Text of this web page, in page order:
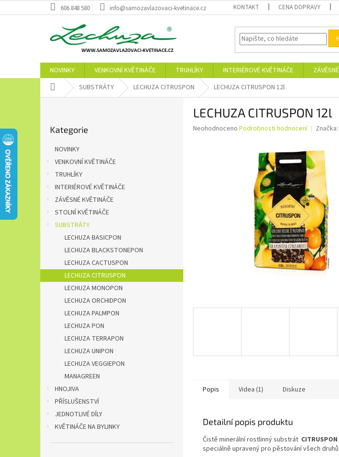
na
606 848 580 info@samozavlazovaci-kvetinace.cz KONTAKT CENA DOPRAVY
NOVINKY VENKOVNÍ KVĚTINÁČE TRUHLÍKY INTERIÉROVÉ KVĚTINÁČE
Domů SUBSTRÁTY LECHUZA CITRUSPON LECHUZA CITRUSPON 12l
kategorie
Kategorie
NOVINKY
VENKOVNÍ KVĚTINÁČE
TRUHLÍKY
INTERIÉROVÉ KVĚTINÁČE
ZÁVĚSNÉ KVĚTINÁČE
STOLNÍ KVĚTINÁČE
SUBSTRÁTY
LECHUZA BASICPON
LECHUZA BLACKSTONEPON
LECHUZA CACTUSPON
LECHUZA CITRUSPON
LECHUZA MONOPON
LECHUZA ORCHIDPON
LECHUZA PALMPON
LECHUZA PON
LECHUZA TERRAPON
LECHUZA UNIPON
LECHUZA VEGGIEPON
MANAGREEN
HNOJIVA
PŘÍSLUŠENSTVÍ
JEDNOTLIVÉ DÍLY
KVĚTINÁČE NA BYLINKY
LECHUZA CITRUSPON 12l
Průměrné
Neohodnoceno Podrobnosti hodnocení Značka:
Popis Videa (1) Diskuze
Detailní popis produktu
Čistě minerální rostlinný substrát
speciálně upravený pro pěstování všech